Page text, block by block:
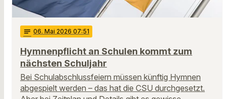
notes 06. Mai 2026 07:51
Hymnenpflicht an Schulen kommt zum
nächsten Schuljahr
Bei Schulabschlussfeiern müssen künftig Hymnen
abgespielt werden – das hat die CSU durchgesetzt.